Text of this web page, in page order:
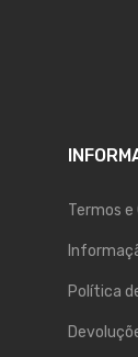
Termos e
Política